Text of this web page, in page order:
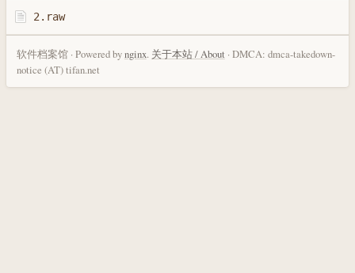
2.raw
软件档案馆 · Powered bynginx. 关于本站 / About · DMCA: dmca-takedown-
notice (AT) tifan.net